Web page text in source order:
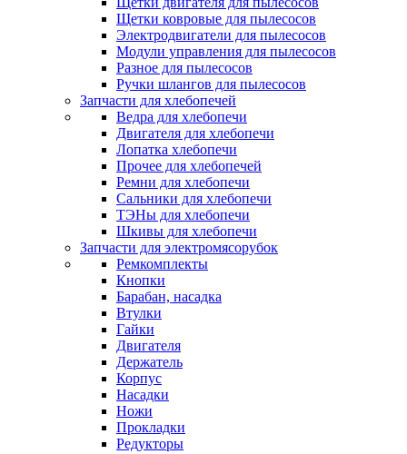
Щетки ковровые для пылесосов
Электродвигатели для пылесосов
Модули управления для пылесосов
Разное для пылесосов
Ручки шлангов для пылесосов
Запчасти для хлебопечей
Ведра для хлебопечи
Двигателя для хлебопечи
Лопатка хлебопечи
Прочее для хлебопечей
Ремни для хлебопечи
Сальники для хлебопечи
ТЭНы для хлебопечи
Шкивы для хлебопечи
Запчасти для электромясорубок
Ремкомплекты
Кнопки
Барабан, насадка
Втулки
Гайки
Двигателя
Держатель
Корпус
Насадки
Ножи
Прокладки
Редукторы